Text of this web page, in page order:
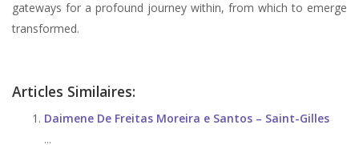
gateways for a profound journey within, from which to emerge
transformed.
Articles Similaires:
Daimene De Freitas Moreira e Santos – Saint-Gilles
...